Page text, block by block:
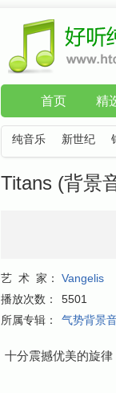
首页 精
纯音乐 新世纪
Titans (背景
艺 术 家： Vangelis
播放次数：
5501
所属专辑：
气势背景
十分震撼优美的旋律